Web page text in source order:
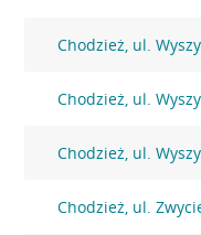
Chodzież, ul.
Chodzież, ul.
Chodzież, ul.
Chodzież, ul.